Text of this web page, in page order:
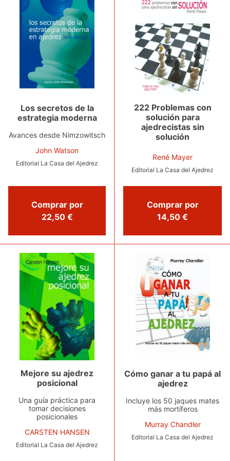
Los secretos de la
estrategia moderna
Avances desde Nimzowitsch
John Watson
Editorial La Casa del Ajedrez
Comprar por
22,50 €
222 Problemas con
solución para
ajedrecistas sin
solución
René Mayer
Editorial La Casa del Ajedrez
Comprar por
14,50 €
Mejore su ajedrez
posicional
Una guía práctica para
tomar decisiones
posicionales
CARSTEN HANSEN
Editorial La Casa del Ajedrez
Cómo ganar a tu papá al
ajedrez
Incluye los 50 jaques mates
más mortíferos
Murray Chandler
Editorial La Casa del Ajedrez